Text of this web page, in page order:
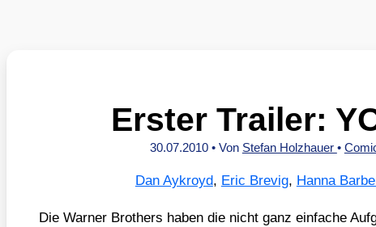
Erster Trailer:
30.07.2010 • Von Stefan Holzhauer •
Dan Aykroyd, Eric Brevig, Hanna
Die War­ner Brot­hers haben die nicht ganz ein­fa­che